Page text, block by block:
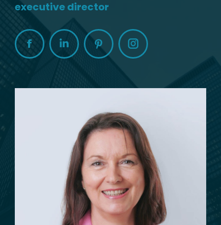
executive director
FacebookLinkedinPinterestInstagram